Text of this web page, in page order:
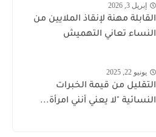
إبريل 3, 2026
القابلة مهنة لإنقاذ الملايين من
النساء تعاني التهميش
يونيو 22, 2025
التقليل من قيمة الخبرات
النسائية "لا يعني أنني امرأة...